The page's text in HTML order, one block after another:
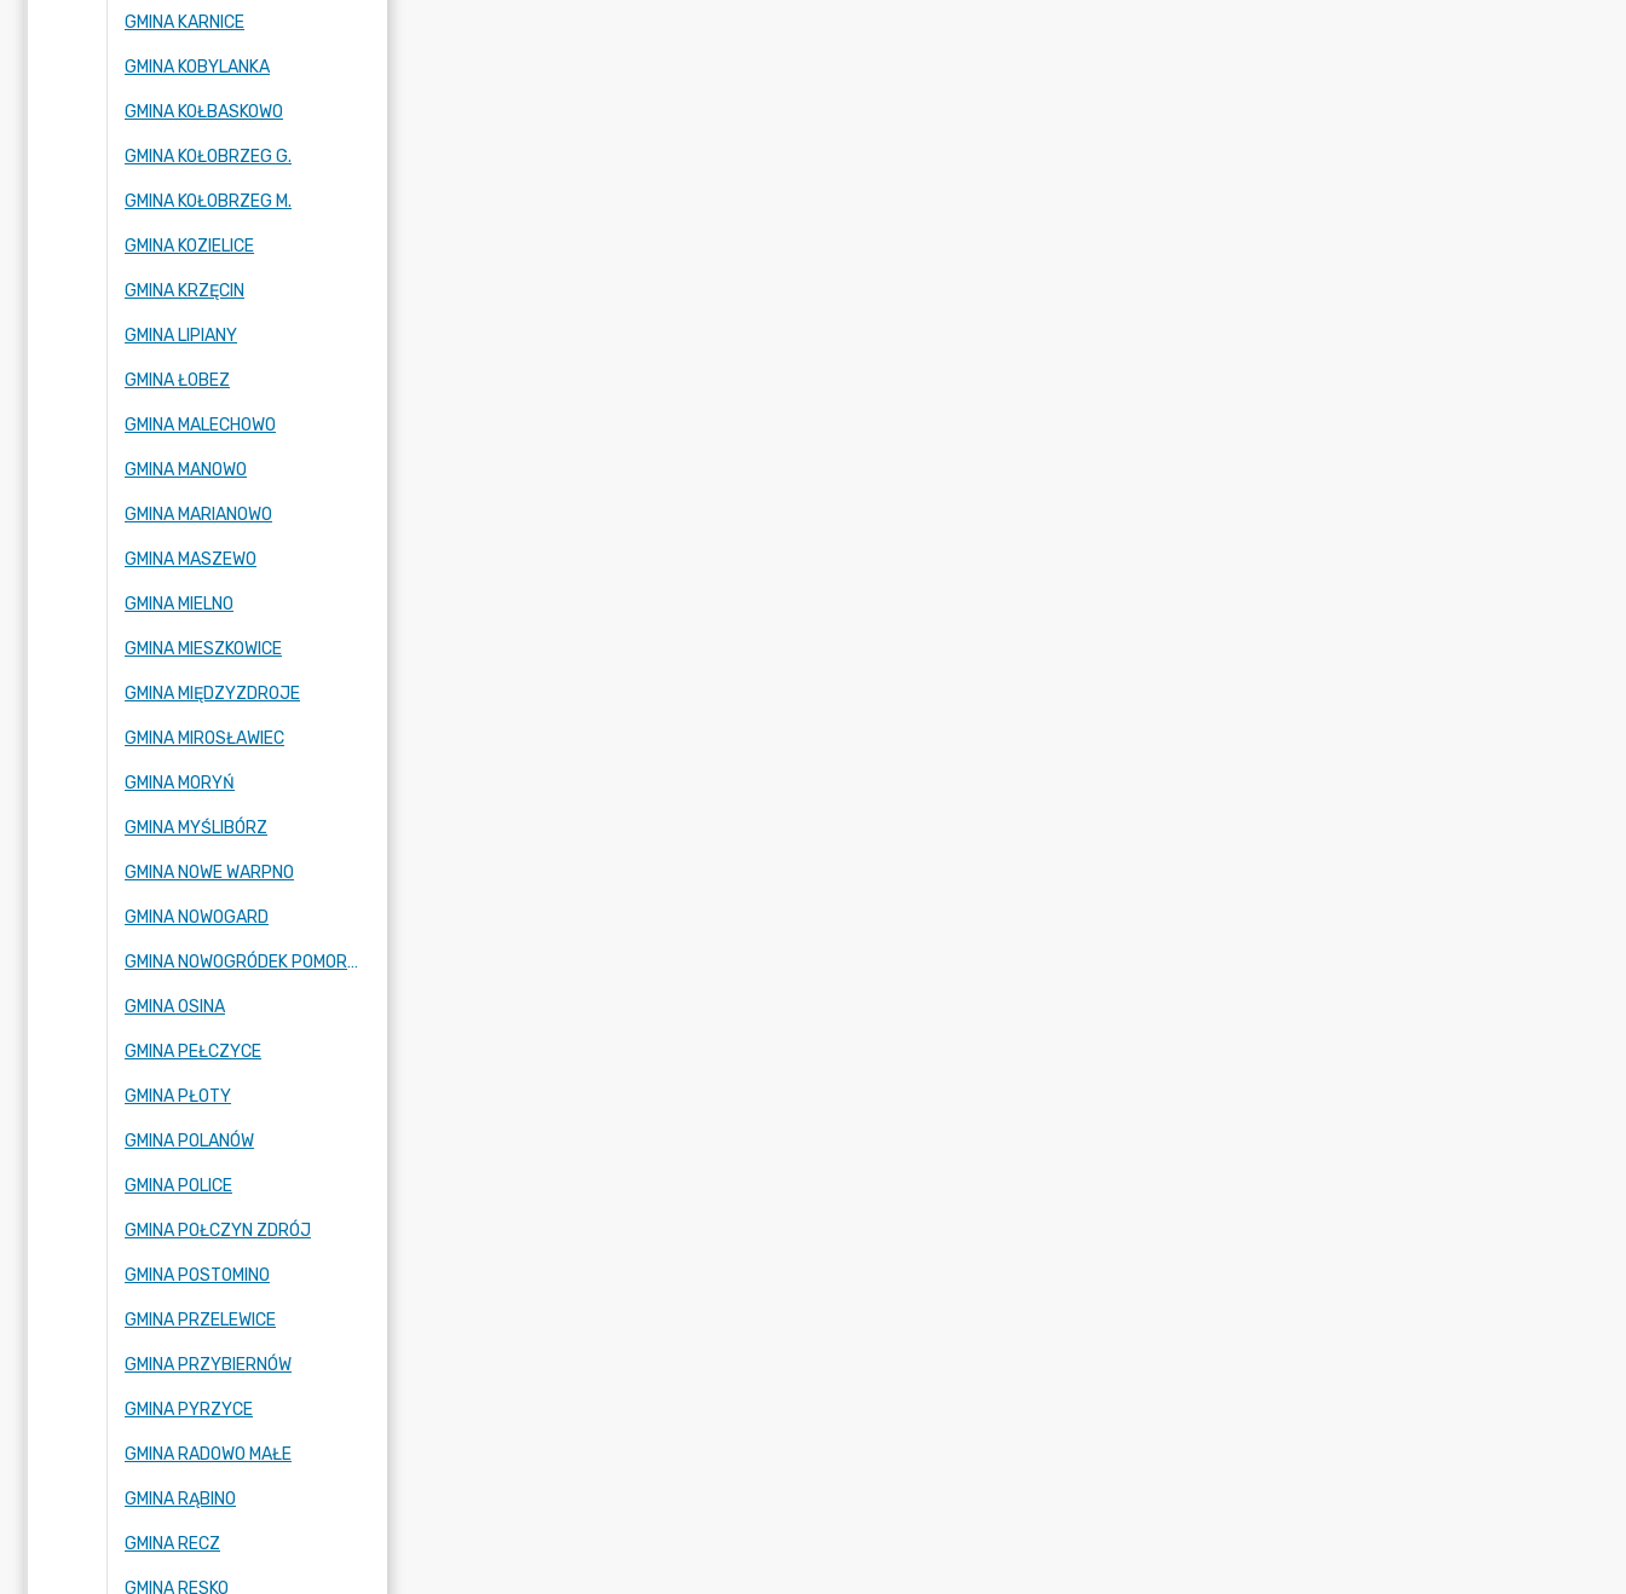
GMINA KARNICE
GMINA KOBYLANKA
GMINA KOŁBASKOWO
GMINA KOŁOBRZEG G.
GMINA KOŁOBRZEG M.
GMINA KOZIELICE
GMINA KRZĘCIN
GMINA LIPIANY
GMINA ŁOBEZ
GMINA MALECHOWO
GMINA MANOWO
GMINA MARIANOWO
GMINA MASZEWO
GMINA MIELNO
GMINA MIESZKOWICE
GMINA MIĘDZYZDROJE
GMINA MIROSŁAWIEC
GMINA MORYŃ
GMINA MYŚLIBÓRZ
GMINA NOWE WARPNO
GMINA NOWOGARD
GMINA NOWOGRÓDEK POMORSKI
GMINA OSINA
GMINA PEŁCZYCE
GMINA PŁOTY
GMINA POLANÓW
GMINA POLICE
GMINA POŁCZYN ZDRÓJ
GMINA POSTOMINO
GMINA PRZELEWICE
GMINA PRZYBIERNÓW
GMINA PYRZYCE
GMINA RADOWO MAŁE
GMINA RĄBINO
GMINA RECZ
GMINA RESKO